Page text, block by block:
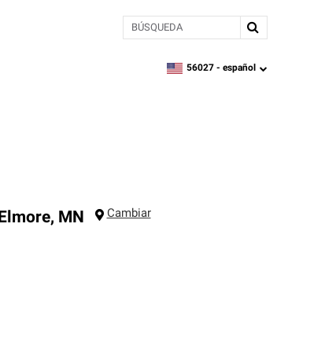
BÚSQUEDA
zipcode,language
56027 - español
Elmore, MN Cambiar